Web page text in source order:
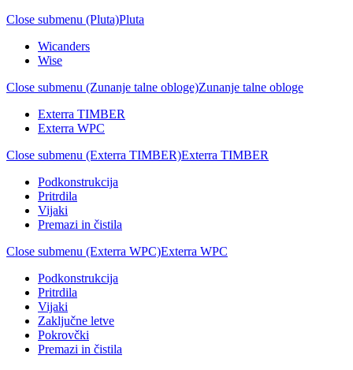
Close submenu (Pluta)Pluta
Wicanders
Wise
Close submenu (Zunanje talne obloge)Zunanje talne obloge
Exterra TIMBER
Exterra WPC
Close submenu (Exterra TIMBER)Exterra TIMBER
Podkonstrukcija
Pritrdila
Vijaki
Premazi in čistila
Close submenu (Exterra WPC)Exterra WPC
Podkonstrukcija
Pritrdila
Vijaki
Zaključne letve
Pokrovčki
Premazi in čistila